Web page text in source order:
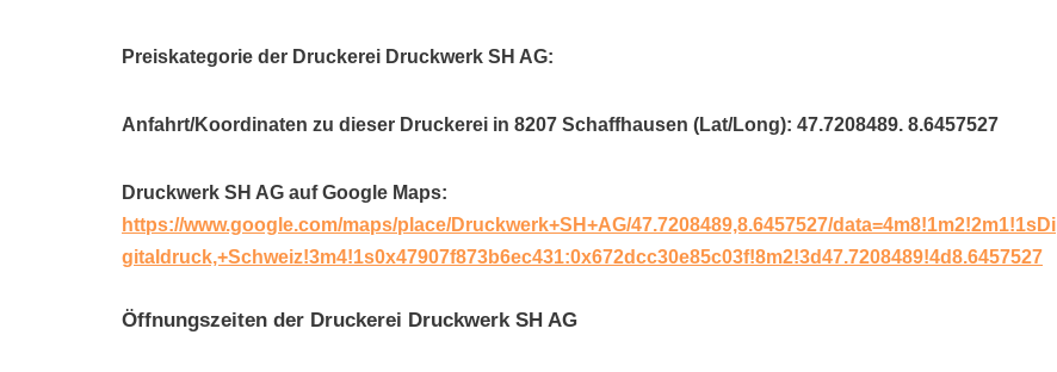
Preiskategorie der Druckerei Druckwerk SH AG:
Anfahrt/Koordinaten zu dieser Druckerei in 8207 Schaffhausen (Lat/Long): 47.7208489. 8.6457527
Druckwerk SH AG auf Google Maps:
https://www.google.com/maps/place/Druckwerk+SH+AG/47.7208489,8.6457527/data=4m8!1m2!2m1!1sDi
gitaldruck,+Schweiz!3m4!1s0x47907f873b6ec431:0x672dcc30e85c03f!8m2!3d47.7208489!4d8.6457527
Öffnungszeiten der Druckerei Druckwerk SH AG